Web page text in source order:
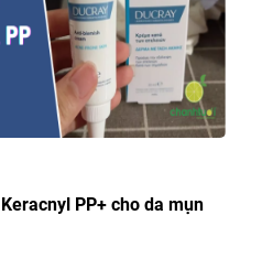
PP+ cho da mụn